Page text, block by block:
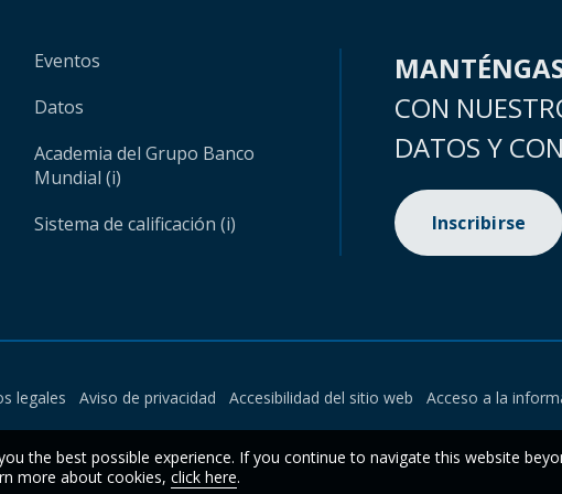
Eventos
Datos
Academia del Grupo Banco
Mundial (i)
Sistema de calificación (i)
CON
DATOS Y
Inscribirse
legales Aviso de privacidad Accesibilidad del sitio web Acceso a la
the best possible experience. If you continue to navigate this website
more about cookies, click here.